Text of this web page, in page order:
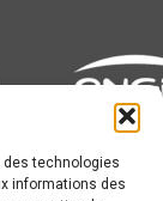
des technologies
informations des